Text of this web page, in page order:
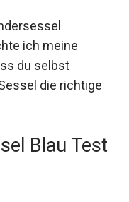
ich meine
du selbst
die richtige
Blau Test